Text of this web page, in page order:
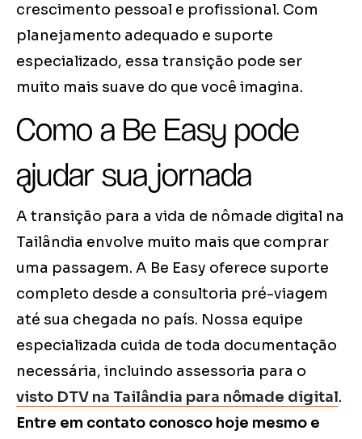
crescimento pessoal e profissional. Com
planejamento adequado e suporte
especializado, essa transição pode ser
muito mais suave do que você imagina.
Como a Be Easy pode
ajudar sua jornada
A transição para a vida de nômade digital na
Tailândia envolve muito mais que comprar
uma passagem. A Be Easy oferece suporte
completo desde a consultoria pré-viagem
até sua chegada no país. Nossa equipe
especializada cuida de toda documentação
necessária, incluindo assessoria para o
visto DTV na Tailândia para nômade digital.
Entre em contato conosco hoje mesmo e